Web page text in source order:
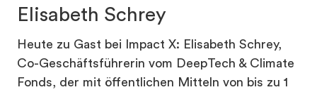
Elisabeth Schrey
Heute zu Gast bei Impact X: Elisabeth Schrey,
Co-Geschäftsführerin vom DeepTech & Climate
Fonds, der mit öffentlichen Mitteln von bis zu 1